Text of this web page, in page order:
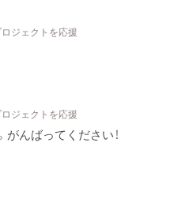
ジェクトを応援
ジェクトを応援
がんばってください！